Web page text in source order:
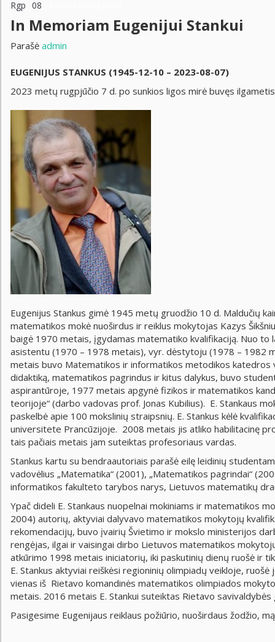
Rgp 08
In Memoriam Eugenijui Stankui
Parašė admin
EUGENIJUS STANKUS (1945-12-10 – 2023-08-07)
2023 metų rugpjūčio 7 d. po sunkios ligos mirė buvęs
Eugenijus Stankus gimė 1945 metų gruodžio 10 d. Maldučių
matematikos mokė nuoširdus ir reiklus mokytojas Kazys
baigė 1970 metais, įgydamas matematiko kvalifikaciją. Nuo
asistentu (1970 – 1978 metais), vyr. dėstytoju (1978 – 1982
metais buvo Matematikos ir informatikos metodikos
didaktiką, matematikos pagrindus ir kitus dalykus, buvo
aspirantūroje, 1977 metais apgynė fizikos ir matematikos
teorijoje“ (darbo vadovas prof. Jonas Kubilius). E. Stankaus
paskelbė apie 100 mokslinių straipsnių. E. Stankus kėlė
universitete Prancūzijoje. 2008 metais jis atliko habilitacinę
tais pačiais metais jam suteiktas profesoriaus vardas.
Stankus kartu su bendraautoriais parašė eilę leidinių
vadovėlius „Matematika“ (2001), „Matematikos pagrindai“
informatikos fakulteto tarybos narys, Lietuvos matematikų
Ypač dideli E. Stankaus nuopelnai mokiniams ir matematikos
2004) autorių, aktyviai dalyvavo matematikos mokytojų
rekomendacijų, buvo įvairių Švietimo ir mokslo ministerijos
rengėjas, ilgai ir vaisingai dirbo Lietuvos matematikos
atkūrimo 1998 metais iniciatorių, iki paskutinių dienų ruošė ir
E. Stankus aktyviai reiškėsi regioninių olimpiadų veikloje,
vienas iš Rietavo komandinės matematikos olimpiados
metais. 2016 metais E. Stankui suteiktas Rietavo
Pasigesime Eugenijaus reiklaus požiūrio, nuoširdaus žodžio,